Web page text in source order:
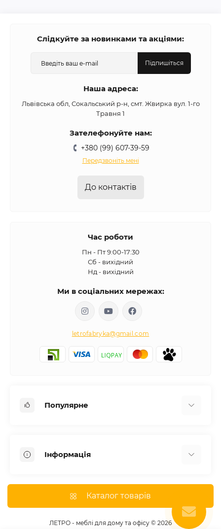
Слідкуйте за новинками та акціями:
Підпишіться
Наша адреса:
Львівська обл, Сокальський р-н, смт. Жвирка вул. 1-го
Травня 1
Зателефонуйте нам:
+380 (99) 607-39-59
Передзвоніть мені
До контактів
Час роботи
Пн - Пт 9:00-17:30
Сб - вихідний
Нд - вихідний
Ми в соціальних мережах:
letrofabryka@gmail.com
Популярне
Комоди для спальні
Інформація
Оплата
Каталог товарів
ЛЕТРО - меблі для дому та офісу © 2026